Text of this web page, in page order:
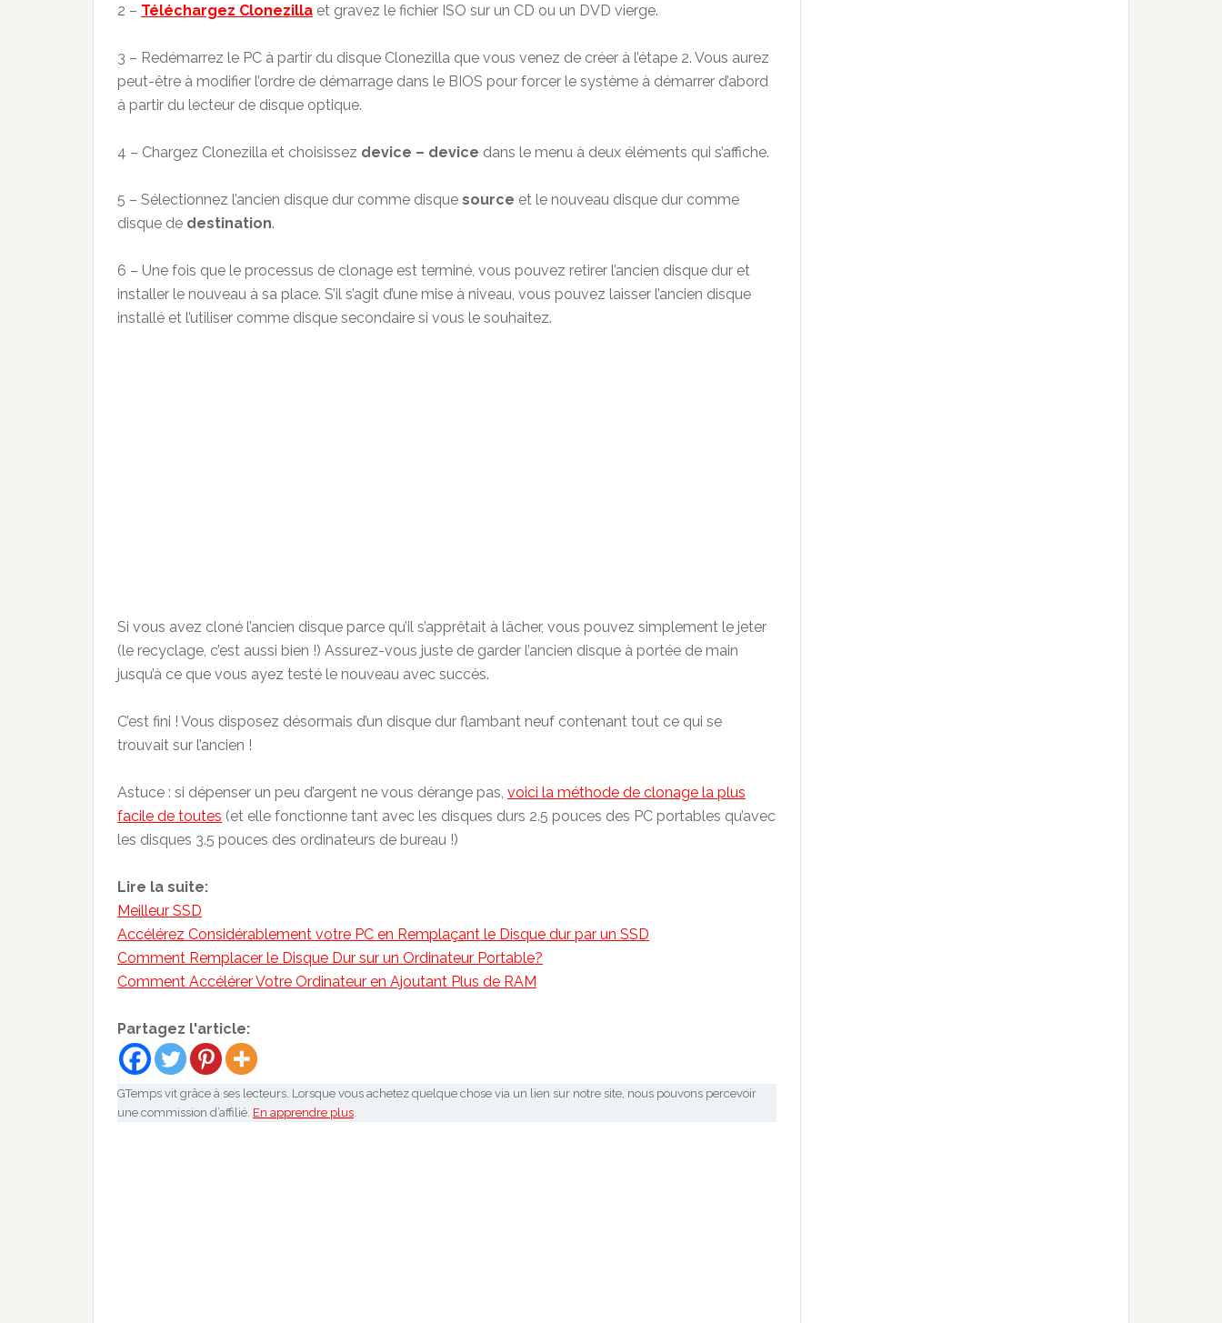
2 – Téléchargez Clonezilla et gravez le fichier ISO sur un CD ou un DVD vierge.
3 – Redémarrez le PC à partir du disque Clonezilla que vous venez de créer à l’étape 2. Vous aurez
peut-être à modifier l’ordre de démarrage dans le BIOS pour forcer le système à démarrer d’abord
à partir du lecteur de disque optique.
4 – Chargez Clonezilla et choisissez device – device dans le menu à deux éléments qui s’affiche.
5 – Sélectionnez l’ancien disque dur comme disque source et le nouveau disque dur comme
disque de destination.
6 – Une fois que le processus de clonage est terminé, vous pouvez retirer l’ancien disque dur et
installer le nouveau à sa place. S’il s’agit d’une mise à niveau, vous pouvez laisser l’ancien disque
installé et l’utiliser comme disque secondaire si vous le souhaitez.
Si vous avez cloné l’ancien disque parce qu’il s’apprêtait à lâcher, vous pouvez simplement le jeter
(le recyclage, c’est aussi bien !) Assurez-vous juste de garder l’ancien disque à portée de main
jusqu’à ce que vous ayez testé le nouveau avec succès.
C’est fini ! Vous disposez désormais d’un disque dur flambant neuf contenant tout ce qui se
trouvait sur l’ancien !
Astuce : si dépenser un peu d’argent ne vous dérange pas, voici la méthode de clonage la plus
facile de toutes (et elle fonctionne tant avec les disques durs 2.5 pouces des PC portables qu’avec
les disques 3.5 pouces des ordinateurs de bureau !)
Lire la suite:
Meilleur SSD
Accélérez Considérablement votre PC en Remplaçant le Disque dur par un SSD
Comment Remplacer le Disque Dur sur un Ordinateur Portable?
Comment Accélérer Votre Ordinateur en Ajoutant Plus de RAM
Partagez l'article:
GTemps vit grâce à ses lecteurs. Lorsque vous achetez quelque chose via un lien sur notre site, nous pouvons percevoir
une commission d’affilié. En apprendre plus.